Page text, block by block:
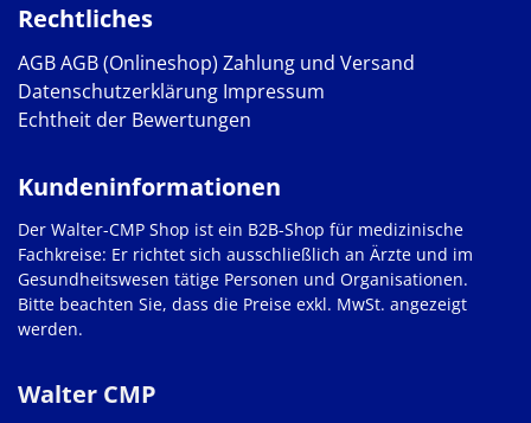
Rechtliches
AGBAGB (Onlineshop) Zahlung und Versand
Datenschutzerklärung Impressum
Echtheit der Bewertungen
Walter CMP
Kundeninformationen
Der Walter-CMP Shop ist ein B2B-Shop für medizinische
Fachkreise: Er richtet sich ausschließlich an Ärzte und im
Gesundheitswesen tätige Personen und Organisationen.
Bitte beachten Sie, dass die Preise exkl. MwSt. angezeigt
werden.